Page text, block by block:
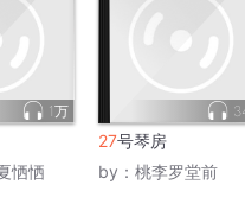
1万
恓恓
27号琴房
by： 桃李罗堂前